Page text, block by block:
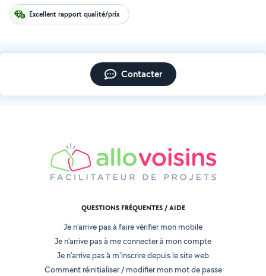
Excellent rapport qualité/prix
Contacter
QUESTIONS FRÉQUENTES / AIDE
Je n'arrive pas à faire vérifier mon mobile
Je n'arrive pas à me connecter à mon compte
Je n'arrive pas à m'inscrire depuis le site web
Comment réinitialiser / modifier mon mot de passe